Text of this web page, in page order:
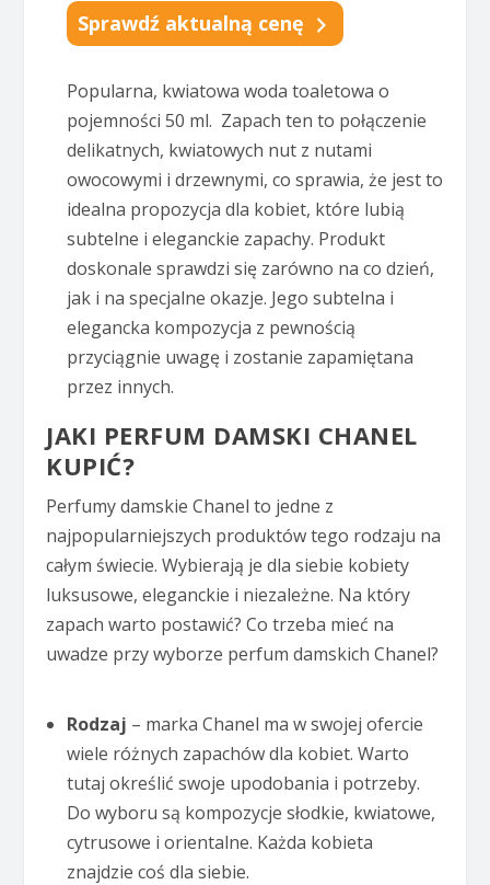
Sprawdź aktualną cenę
Popularna, kwiatowa woda toaletowa o
pojemności 50 ml. Zapach ten to połączenie
delikatnych, kwiatowych nut z nutami
owocowymi i drzewnymi, co sprawia, że jest to
idealna propozycja dla kobiet, które lubią
subtelne i eleganckie zapachy. Produkt
doskonale sprawdzi się zarówno na co dzień,
jak i na specjalne okazje. Jego subtelna i
elegancka kompozycja z pewnością
przyciągnie uwagę i zostanie zapamiętana
przez innych.
JAKI PERFUM DAMSKI CHANEL
KUPIĆ?
Perfumy damskie Chanel to jedne z
najpopularniejszych produktów tego rodzaju na
całym świecie. Wybierają je dla siebie kobiety
luksusowe, eleganckie i niezależne. Na który
zapach warto postawić? Co trzeba mieć na
uwadze przy wyborze perfum damskich Chanel?
Rodzaj – marka Chanel ma w swojej ofercie
wiele różnych zapachów dla kobiet. Warto
tutaj określić swoje upodobania i potrzeby.
Do wyboru są kompozycje słodkie, kwiatowe,
cytrusowe i orientalne. Każda kobieta
znajdzie coś dla siebie.